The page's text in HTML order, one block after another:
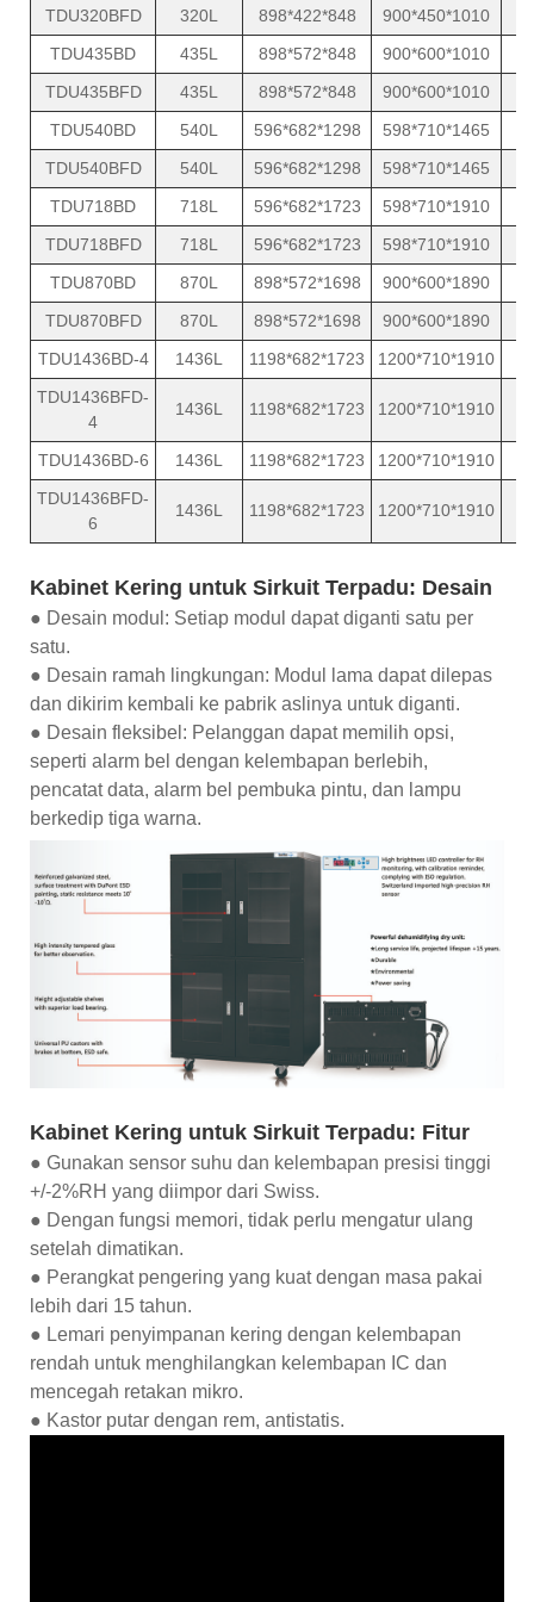
TDU320BFD
320L 898*422*848 900*450*1010
TDU435BD
435L 898*572*848 900*600*1010
TDU435BFD
435L 898*572*848 900*600*1010
TDU540BD
540L 596*682*1298 598*710*1465
TDU540BFD
540L 596*682*1298 598*710*1465
TDU718BD
718L 596*682*1723 598*710*1910
TDU718BFD
718L 596*682*1723 598*710*1910
TDU870BD
870L 898*572*1698 900*600*1890
TDU870BFD
870L 898*572*1698 900*600*1890
TDU1436BD-4
1436L 1198*682*1723 1200*710*1910
TDU1436BFD-
4
1436L 1198*682*1723 1200*710*1910
TDU1436BD-6 1436L 1198*682*1723 1200*710*1910
TDU1436BFD-
6
1436L 1198*682*1723 1200*710*1910
Kabinet Kering untuk Sirkuit Terpadu: Desain
● Desain modul: Setiap modul dapat diganti satu per
satu.
● Desain ramah lingkungan: Modul lama dapat dilepas
dan dikirim kembali ke pabrik aslinya untuk diganti.
● Desain fleksibel: Pelanggan dapat memilih opsi,
seperti alarm bel dengan kelembapan berlebih,
pencatat data, alarm bel pembuka pintu, dan lampu
berkedip tiga warna.
Kabinet Kering untuk Sirkuit Terpadu: Fitur
● Gunakan sensor suhu dan kelembapan presisi tinggi
+/-2%RH yang diimpor dari Swiss.
● Dengan fungsi memori, tidak perlu mengatur ulang
setelah dimatikan.
● Perangkat pengering yang kuat dengan masa pakai
lebih dari 15 tahun.
● Lemari penyimpanan kering dengan kelembapan
rendah untuk menghilangkan kelembapan IC dan
mencegah retakan mikro.
● Kastor putar dengan rem, antistatis.